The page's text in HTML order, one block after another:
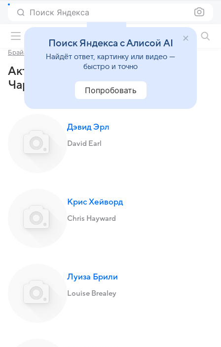
Поиск Яндекса
Брайан и Чарльз
Актеры и роли фильма «Брайан и
Чарльз» (2022)
Дэвид Эрл
David Earl
Крис Хейворд
Chris Hayward
Луиза Брили
Louise Brealey
Поиск Яндекса с Алисой AI
Найдёт ответ, картинку или видео —
быстро и точно
Попробовать